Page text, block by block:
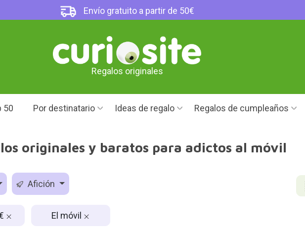
Envío gratuito a partir de 50€
Regalos originales
50 Por destinatario Ideas de regalo Regalos de cumpleaños
originales y baratos para adictos al móvil
Afición
El móvil